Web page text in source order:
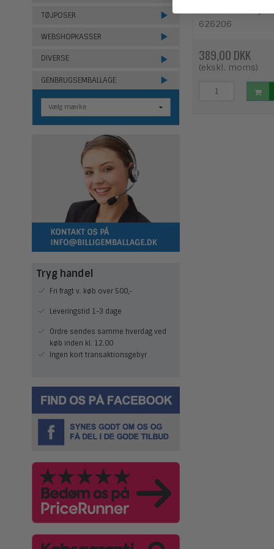
TØJPOSER
WEBSHOPKASSER
DIVERSE
GENBRUGSEMBALLAGE
Tryg handel
Fri fragt v. køb over 500,-
Leveringstid 1-3 dage
Ordre sendes samme hverdag ved
køb inden kl. 12.00
Ingen kort transaktionsgebyr
626206
389,00 DKK
(ekskl. moms)